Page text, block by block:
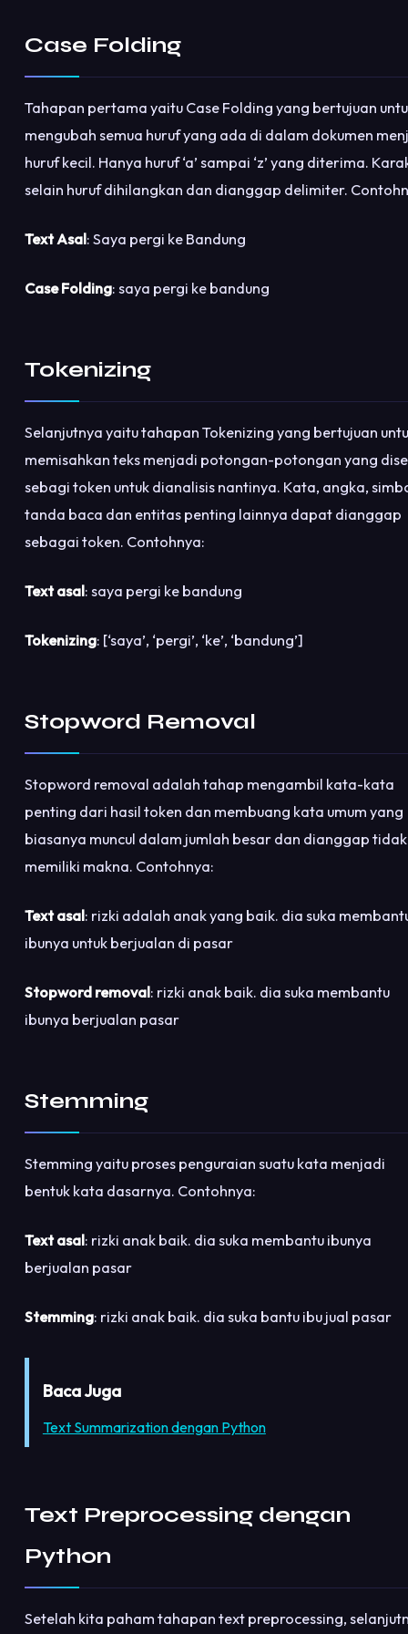
Case Folding
Tahapan pertama yaitu Case Folding yang bertujuan
mengubah semua huruf yang ada di dalam dokumen
huruf kecil. Hanya huruf ‘a’ sampai ‘z’ yang diterima.
selain huruf dihilangkan dan dianggap delimiter.
Text Asal: Saya pergi ke Bandung
Case Folding: saya pergi ke bandung
Tokenizing
Selanjutnya yaitu tahapan Tokenizing yang bertujuan
memisahkan teks menjadi potongan-potongan yang
sebagi token untuk dianalisis nantinya. Kata, angka,
tanda baca dan entitas penting lainnya dapat dianggap
sebagai token. Contohnya:
Text asal: saya pergi ke bandung
Tokenizing: [‘saya’, ‘pergi’, ‘ke’, ‘bandung’]
Stopword Removal
Stopword removal adalah tahap mengambil kata-kata
penting dari hasil token dan membuang kata umum yang
biasanya muncul dalam jumlah besar dan dianggap tidak
memiliki makna. Contohnya:
Text asal: rizki adalah anak yang baik. dia suka
ibunya untuk berjualan di pasar
Stopword removal: rizki anak baik. dia suka membantu
ibunya berjualan pasar
Stemming
Stemming yaitu proses penguraian suatu kata menjadi
bentuk kata dasarnya. Contohnya:
Text asal: rizki anak baik. dia suka membantu ibunya
berjualan pasar
Stemming: rizki anak baik. dia suka bantu ibu jual pasar
Baca Juga
Text Summarization dengan Python
Text Preprocessing dengan
Python
Setelah kita paham tahapan text preprocessing,